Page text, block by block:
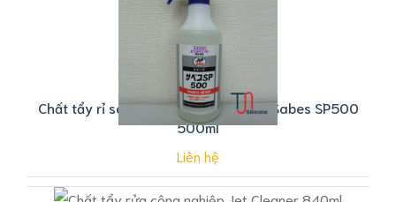
Chất tẩy rỉ sét Taiho Kohzai JIP 694 Sabes SP500
500ml
Liên hệ